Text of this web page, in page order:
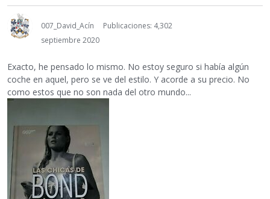
007_David_Acín
Publicaciones: 4,302
septiembre 2020
Exacto, he pensado lo mismo. No estoy seguro si había algún
coche en aquel, pero se ve del estilo. Y acorde a su precio. No
como estos que no son nada del otro mundo...